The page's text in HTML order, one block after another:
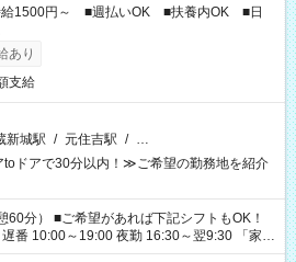
給1500円～ ■週払いOK ■扶養内OK ■日
あり
支給
新城駅 / 元住吉駅 / …
ドアで30分以内！≫ご希望の勤務地を紹介
記シフトもOK！
10:00～19:00 夜勤 16:30～翌9:30 「家族
」 「余裕を持って夕飯の準備がしたい」